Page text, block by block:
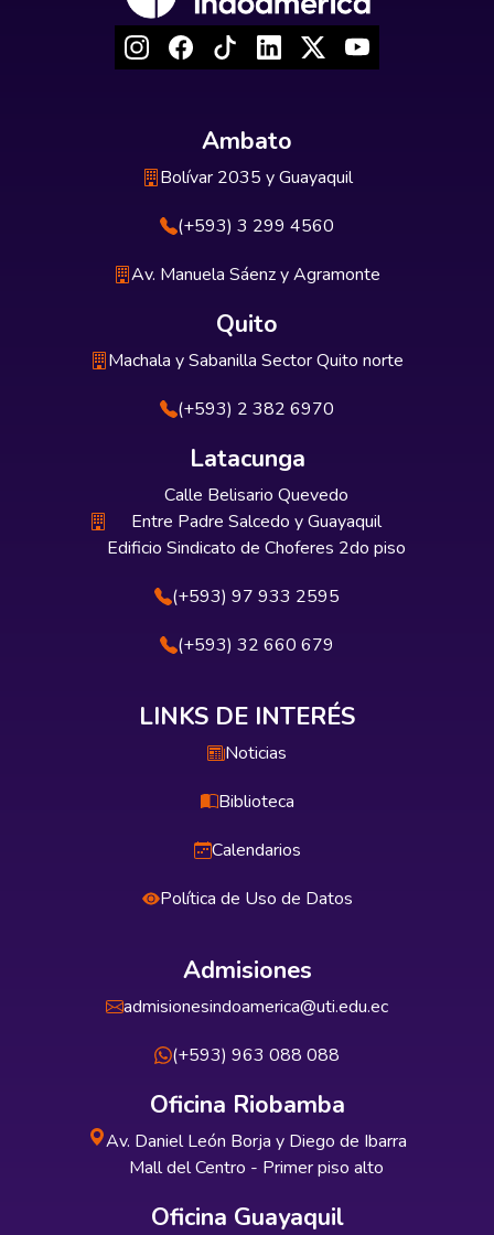
Ambato
Bolívar 2035 y Guayaquil
(+593) 3 299 4560
Av. Manuela Sáenz y Agramonte
Quito
Machala y Sabanilla Sector Quito norte
(+593) 2 382 6970
Latacunga
Calle Belisario Quevedo
Entre Padre Salcedo y Guayaquil
Edificio Sindicato de Choferes 2do piso
(+593) 97 933 2595
(+593) 32 660 679
LINKS DE INTERÉS
Noticias
Biblioteca
Calendarios
Política de Uso de Datos
Admisiones
admisionesindoamerica@uti.edu.ec
(+593) 963 088 088
Oficina Riobamba
Av. Daniel León Borja y Diego de Ibarra
Mall del Centro - Primer piso alto
Oficina Guayaquil